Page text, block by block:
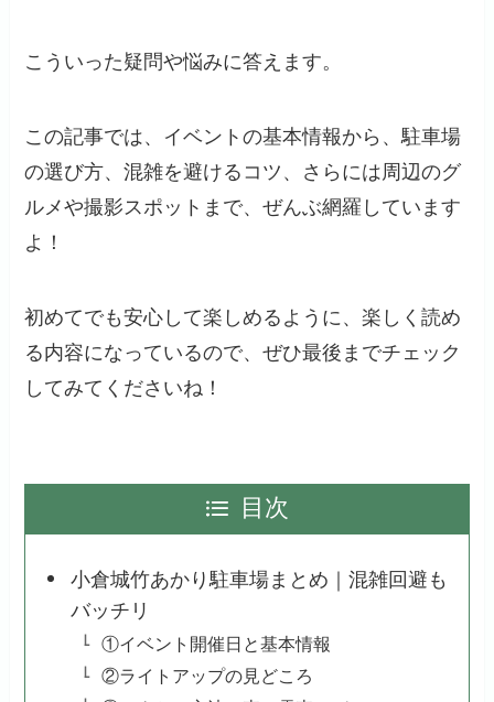
こういった疑問や悩みに答えます。
この記事では、イベントの基本情報から、駐車場
の選び方、混雑を避けるコツ、さらには周辺のグ
ルメや撮影スポットまで、ぜんぶ網羅しています
よ！
初めてでも安心して楽しめるように、楽しく読め
る内容になっているので、ぜひ最後までチェック
してみてくださいね！
目次
小倉城竹あかり駐車場まとめ｜混雑回避も
バッチリ
①イベント開催日と基本情報
②ライトアップの見どころ